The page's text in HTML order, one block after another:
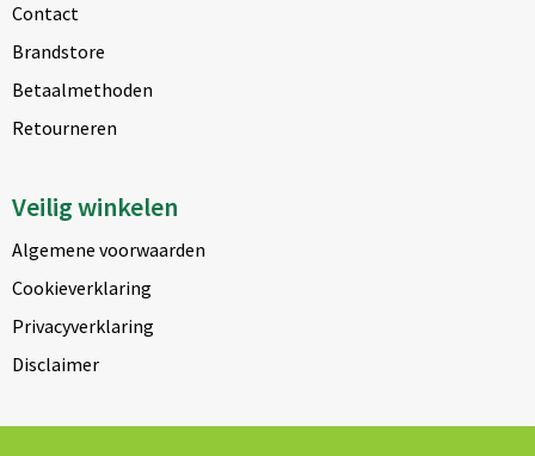
Contact
Brandstore
Betaalmethoden
Retourneren
Veilig winkelen
Algemene voorwaarden
Cookieverklaring
Privacyverklaring
Disclaimer